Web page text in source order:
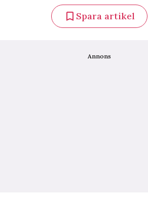
Spara artikel
Annons